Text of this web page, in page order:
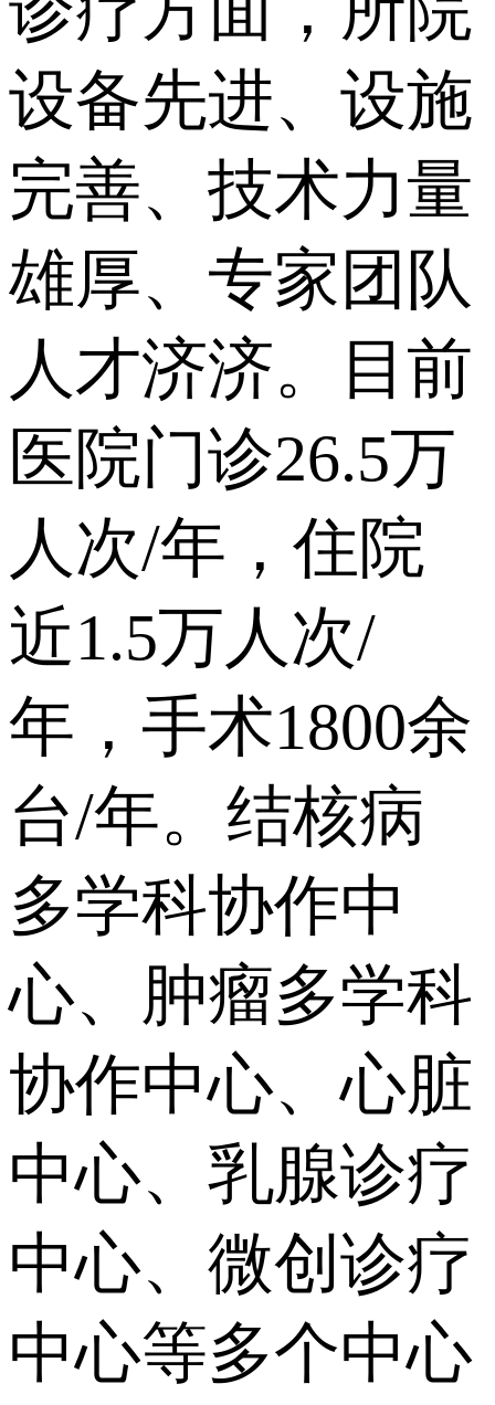
设备先进、设施
完善、技术力量
雄厚、专家团队
人才济济。目前
医院门诊26.5万
人次/年，住院
近1.5万人次/
年，手术1800余
台/年。结核病
多学科协作中
心、肿瘤多学科
协作中心、心脏
中心、乳腺诊疗
中心、微创诊疗
中心等多个中心